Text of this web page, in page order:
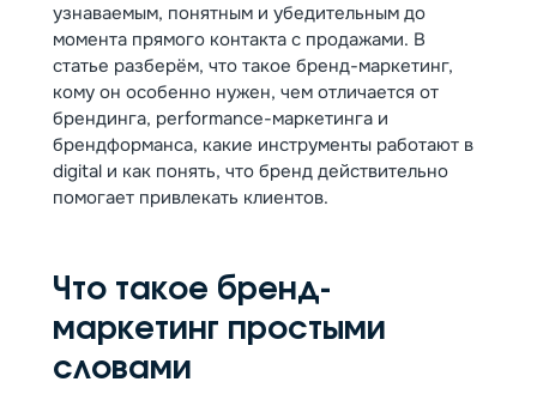
узнаваемым, понятным и убедительным до
момента прямого контакта с продажами. В
статье разберём, что такое бренд-маркетинг,
кому он особенно нужен, чем отличается от
брендинга, performance-маркетинга и
брендформанса, какие инструменты работают в
digital и как понять, что бренд действительно
помогает привлекать клиентов.
Что такое бренд-
маркетинг простыми
словами